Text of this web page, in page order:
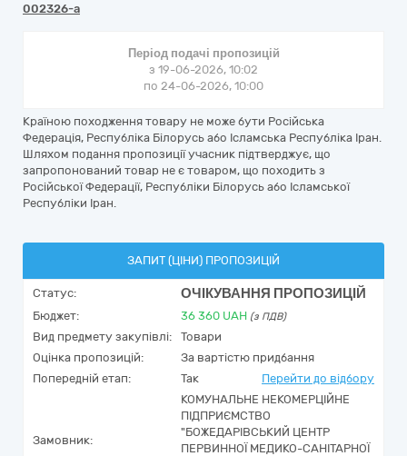
002326-a
Період подачі пропозицій
з 19-06-2026, 10:02
по 24-06-2026, 10:00
Країною походження товару не може бути Російська
Федерація, Республіка Білорусь або Ісламська Республіка Іран.
Шляхом подання пропозиції учасник підтверджує, що
запропонований товар не є товаром, що походить з
Російської Федерації, Республіки Білорусь або Ісламської
Республіки Іран.
ЗАПИТ (ЦІНИ) ПРОПОЗИЦІЙ
Статус: ОЧІКУВАННЯ ПРОПОЗИЦІЙ
Бюджет: 36 360 UAH (з ПДВ)
Вид предмету закупівлі:
Товари
Оцінка пропозицій:
За вартістю придбання
Попередній етап:
Так Перейти до відбору
Замовник:
КОМУНАЛЬНЕ НЕКОМЕРЦІЙНЕ
ПІДПРИЄМСТВО
"БОЖЕДАРІВСЬКИЙ ЦЕНТР
ПЕРВИННОЇ МЕДИКО-САНІТАРНОЇ